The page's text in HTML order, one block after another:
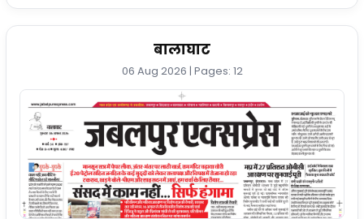
बालाघाट
06 Aug 2026 | Pages: 12